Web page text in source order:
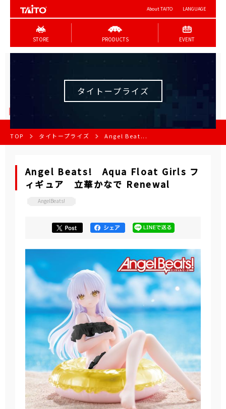
About TAITO LANGUAGE
STORE PRODUCTS EVENT
タイトープライズ
TOP タイトープライズ Angel Beat...
Angel Beats! Aqua Float Girls フ
ィギュア 立華かなで Renewal
AngelBeats!